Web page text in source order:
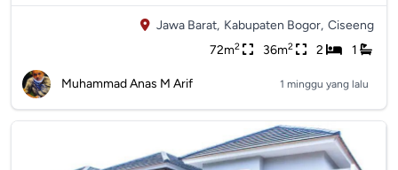
Jawa Barat, Kabupaten Bogor, Ciseeng
72m2 36m2 2 1
Muhammad Anas M Arif 1 minggu yang lalu